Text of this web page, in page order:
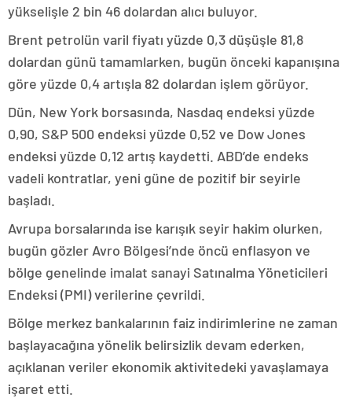
yükselişle 2 bin 46 dolardan alıcı buluyor.
Brent petrolün varil fiyatı yüzde 0,3 düşüşle 81,8
dolardan günü tamamlarken, bugün önceki kapanışına
göre yüzde 0,4 artışla 82 dolardan işlem görüyor.
Dün, New York borsasında, Nasdaq endeksi yüzde
0,90, S&P 500 endeksi yüzde 0,52 ve Dow Jones
endeksi yüzde 0,12 artış kaydetti. ABD’de endeks
vadeli kontratlar, yeni güne de pozitif bir seyirle
başladı.
Avrupa borsalarında ise karışık seyir hakim olurken,
bugün gözler Avro Bölgesi’nde öncü enflasyon ve
bölge genelinde imalat sanayi Satınalma Yöneticileri
Endeksi (PMI) verilerine çevrildi.
Bölge merkez bankalarının faiz indirimlerine ne zaman
başlayacağına yönelik belirsizlik devam ederken,
açıklanan veriler ekonomik aktivitedeki yavaşlamaya
işaret etti.